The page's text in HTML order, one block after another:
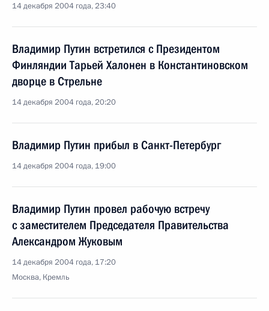
14 декабря 2004 года, 23:40
Владимир Путин встретился с Президентом
Финляндии Тарьей Халонен в Константиновском
дворце в Стрельне
14 декабря 2004 года, 20:20
Владимир Путин прибыл в Санкт-Петербург
14 декабря 2004 года, 19:00
Владимир Путин провел рабочую встречу
с заместителем Председателя Правительства
Александром Жуковым
14 декабря 2004 года, 17:20
Москва, Кремль